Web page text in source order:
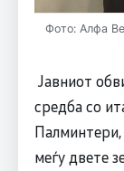
Фото: Алфа
Јавниот
средба со
Палминтери,
меѓу двете